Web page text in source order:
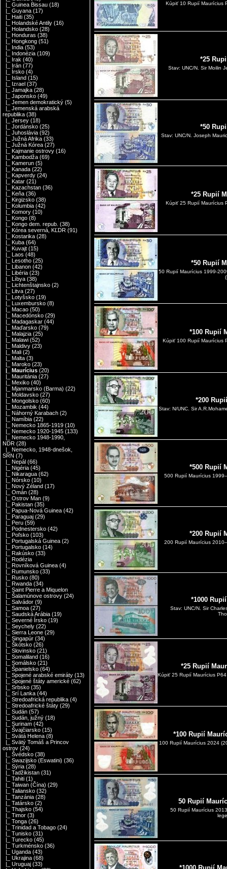
|_ Guinea Bissau (18)
|_ Guyana (17)
|_ Haiti (35)
|_ Holandské Antily (16)
|_ Holandsko (28)
|_ Honduras (38)
|_ Hongkong (51)
|_ India (53)
|_ Indonézia (109)
|_ Irak (40)
|_ Irán (77)
|_ Írsko (4)
|_ Island (15)
|_ Izrael (37)
|_ Jamajka (28)
|_ Japonsko (49)
|_ Jemen demokratický (5)
|_ Jemenská arabská
republika (38)
|_ Jersey (18)
|_ Jordánsko (25)
|_ Juhoslávia (92)
|_ Južná Afrika (33)
|_ Južná Kórea (27)
|_ Kajmanie ostrovy (16)
|_ Kambodža (69)
|_ Kamerun (5)
|_ Kanada (22)
|_ Kapverdy (24)
|_ Katar (21)
|_ Kazachstan (36)
|_ Keňa (36)
|_ Kirgizsko (38)
|_ Kolumbia (42)
|_ Komory (10)
|_ Kongo (8)
|_ Kongo dem. repub. (38)
|_ Kórea severná, KĽDR (91)
|_ Kostarika (28)
|_ Kuba (64)
|_ Kuvajt (15)
|_ Laos (48)
|_ Lesotho (25)
|_ Libanon (42)
|_ Libéria (23)
|_ Líbya (38)
|_ Lichtenštajnsko (2)
|_ Litva (27)
|_ Lotyšsko (19)
|_ Luxembursko (8)
|_ Macao (50)
|_ Macedónsko (29)
|_ Madagaskar (44)
|_ Maďarsko (79)
|_ Malajzia (25)
|_ Malawi (52)
|_ Maldivy (23)
|_ Mali (2)
|_ Malta (3)
|_ Maroko (23)
|_ Maurícius (20)
|_ Mauritánia (27)
|_ Mexiko (40)
|_ Mjanmarsko (Barma) (22)
|_ Moldavsko (27)
|_ Mongolsko (60)
|_ Mozambik (44)
|_ Náhorný Karabach (2)
|_ Namíbia (22)
|_ Nemecko 1865-1919 (10)
|_ Nemecko 1920-1945 (133)
|_ Nemecko 1948-1990,
NDR (28)
|_ Nemecko, 1948-dnešok,
SRN (7)
|_ Nepál (66)
|_ Nigéria (45)
|_ Nikaragua (62)
|_ Nórsko (10)
|_ Nový Zéland (17)
|_ Omán (28)
|_ Ostrov Man (9)
|_ Pakistan (35)
|_ Papua-Nová Guinea (42)
|_ Paraguaj (29)
|_ Peru (59)
|_ Podnestersko (42)
|_ Poľsko (103)
|_ Portugalská Guinea (2)
|_ Portugalsko (14)
|_ Rakúsko (33)
|_ Rodézia
|_ Rovníková Guinea (4)
|_ Rumunsko (33)
|_ Rusko (80)
|_ Rwanda (34)
|_ Saint Pierre a Miquelon
|_ Šalamúnove ostrovy (24)
|_ Salvádor (9)
|_ Samoa (27)
|_ Saudská Arábia (19)
|_ Severné Írsko (19)
|_ Seychely (22)
|_ Sierra Leone (29)
|_ Singapúr (34)
|_ Škótsko (26)
|_ Slovinsko (21)
|_ Somaliland (16)
|_ Somálsko (21)
|_ Španielsko (64)
|_ Spojené arabské emiráty (13)
|_ Spojené štáty americké (62)
|_ Srbsko (35)
|_ Srí Lanka (44)
|_ Stredoafrická republika (4)
|_ Stredoafrické štáty (29)
|_ Sudán (57)
|_ Sudán, južný (18)
|_ Surinam (42)
|_ Švajčiarsko (15)
|_ Svätá Helena (8)
|_ Svätý Tomáš a Princov
ostrov (24)
|_ Švédsko (38)
|_ Swazijsko (Eswatini) (36)
|_ Sýria (28)
|_ Tadžikistan (31)
|_ Tahiti (1)
|_ Taiwan (Čína) (29)
|_ Taliansko (32)
|_ Tanzánia (28)
|_ Tatársko (2)
|_ Thajsko (54)
|_ Timor (3)
|_ Tonga (26)
|_ Trinidad a Tobago (24)
|_ Tunisko (31)
|_ Turecko (45)
|_ Turkménsko (36)
|_ Uganda (43)
|_ Ukrajina (68)
|_ Uruguaj (33)
Kúpiť 10 Rupií Maurícius
*25
Stav: UNC/N. Sir Moilin
*50
Stav: UNC/N. Joseph
*25 Rupií
Kúpiť 25 Rupií Maurícius
*50 Rupií
50 Rupií Maurícius 1999-
*100 Rupií
Kúpiť 100 Rupií Maurícius
*200
Stav: N/UNC. Sir
*500 Rupií
500 Rupií Maurícius
*200 Rupií
200 Rupií Maurícius
*1000
Stav: UNC/N. Sir
*25 Rupií
Kúpiť 25 Rupií Maurícius
*100 Rupií
100 Rupií Maurícius 2024
50 Rupií
50 Rupií Maurícius